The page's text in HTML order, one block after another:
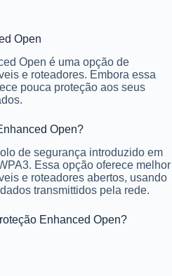
Open
Open é uma opção de
e roteadores. Embora essa
pouca proteção aos seus
Open?
de segurança introduzido em
Essa opção oferece melhor
e roteadores abertos, usando
transmittidos pela rede.
Enhanced Open?